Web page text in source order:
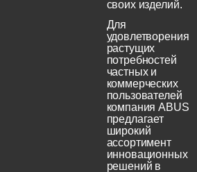
своих изделий.
Для
удовлетворения
растущих
потребностей
частных и
коммерческих
пользователей
компания ABUS
предлагает
широкий
ассортимент
инновационных
решений в